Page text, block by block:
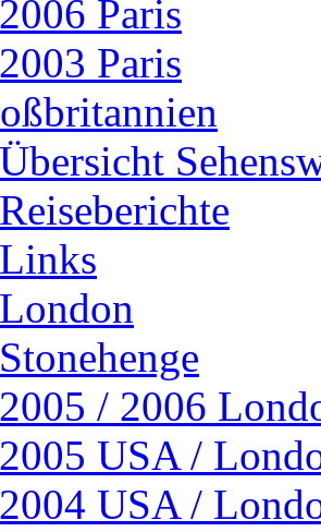
Paris
Paris
/ 2006
USA /
USA /